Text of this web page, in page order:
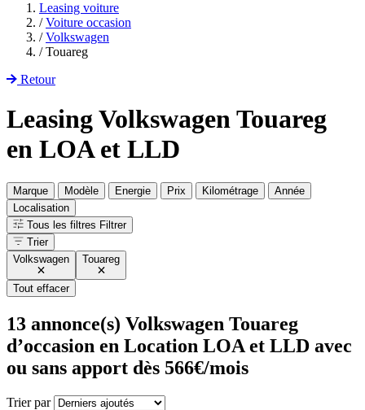
Leasing voiture
/ Voiture occasion
/ Volkswagen
/ Touareg
Retour
Leasing Volkswagen Touareg
en LOA et LLD
Marque Modèle Energie Prix Kilométrage
Année
Localisation
Tous les filtres Filtrer
Trier
Volkswagen
Touareg
Tout effacer
13 annonce(s) Volkswagen Touareg
d’occasion en Location LOA et LLD avec
ou sans apport dès 566€/mois
Trier par